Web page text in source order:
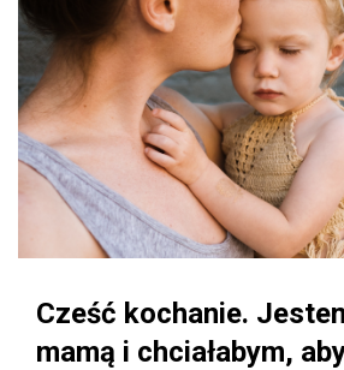
Cześć kochanie.
mamą i chciałabym,